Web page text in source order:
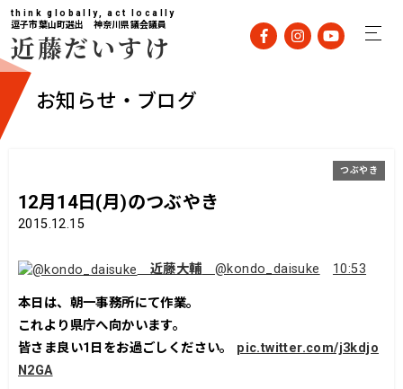
think globally, act locally
逗子市葉山町選出 神奈川県議会議員
近藤だいすけ
お知らせ・ブログ
12月14日(月)のつぶやき
2015.12.15
つぶやき
近藤大輔 @kondo_daisuke 10:53
本日は、朝一事務所にて作業。
これより県庁へ向かいます。
皆さま良い1日をお過ごしください。 pic.twitter.com/j3kdjo
N2GA